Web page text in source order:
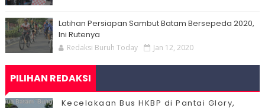
Latihan Persiapan Sambut Batam Bersepeda 2020,
Ini Rutenya
Redaksi Buruh Today Jan 12, 2020
PILIHAN REDAKSI
Kecelakaan Bus HKBP di Pantai Glory,